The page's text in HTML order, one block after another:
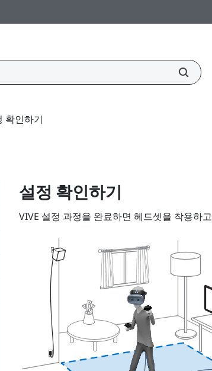
확인하기
설정 확인하기
VIVE 설정 과정을 완료하면 헤드셋을 착용하고